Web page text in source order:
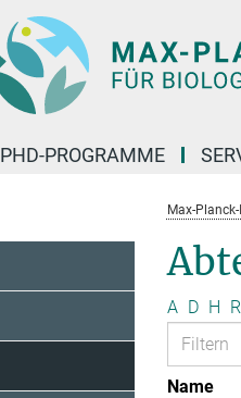
PHD-PROGRAMME
Max-
A D H R
Name